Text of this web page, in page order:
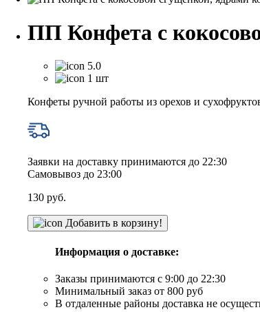
ПП Конфета с
5.0
1 шт
Конфеты ручной работы из орехов и
Заявки на доставку принимаются до 22:30
Самовывоз до 23:00
130 руб.
Добавить в корзину!
Информация о доставке:
Заказы принимаются с 9:00 до 22:30
Минимальный заказ от 800 руб
В отдаленные районы доставка не